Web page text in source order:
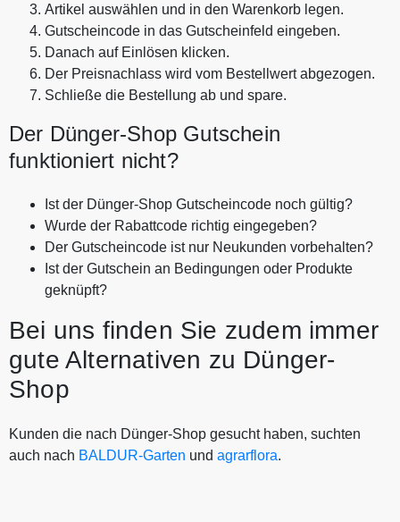
Artikel auswählen und in den Warenkorb legen.
Gutscheincode in das Gutscheinfeld eingeben.
Danach auf Einlösen klicken.
Der Preisnachlass wird vom Bestellwert abgezogen.
Schließe die Bestellung ab und spare.
Der Dünger-Shop Gutschein
funktioniert nicht?
Ist der Dünger-Shop Gutscheincode noch gültig?
Wurde der Rabattcode richtig eingegeben?
Der Gutscheincode ist nur Neukunden vorbehalten?
Ist der Gutschein an Bedingungen oder Produkte
geknüpft?
Bei uns finden Sie zudem immer
gute Alternativen zu Dünger-
Shop
Kunden die nach Dünger-Shop gesucht haben, suchten
auch nach BALDUR-Garten und agrarflora.